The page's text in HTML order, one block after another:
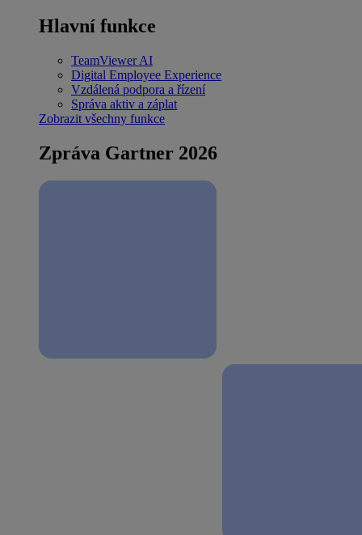
Hlavní funkce
TeamViewer AI
Digital Employee Experience
Vzdálená podpora a řízení
Správa aktiv a záplat
Zobrazit všechny funkce
Zpráva Gartner 2026